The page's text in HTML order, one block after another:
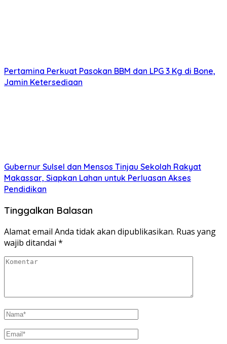
Pertamina Perkuat Pasokan BBM dan LPG 3 Kg di Bone,
Jamin Ketersediaan
Gubernur Sulsel dan Mensos Tinjau Sekolah Rakyat
Makassar, Siapkan Lahan untuk Perluasan Akses
Pendidikan
Tinggalkan Balasan
Alamat email Anda tidak akan dipublikasikan. Ruas yang
wajib ditandai *